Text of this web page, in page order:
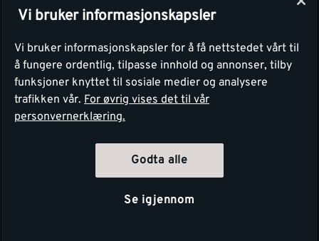
Montér
Vi bruker informasjonskapsler
Vi bruker informasjonskapsler for å få nettstedet vårt til
å fungere ordentlig, tilpasse innhold og annonser, tilby
funksjoner knyttet til sosiale medier og analysere
trafikken vår. For øvrig vises det til vår
personvernerklæring.
Godta alle
Se igjennom